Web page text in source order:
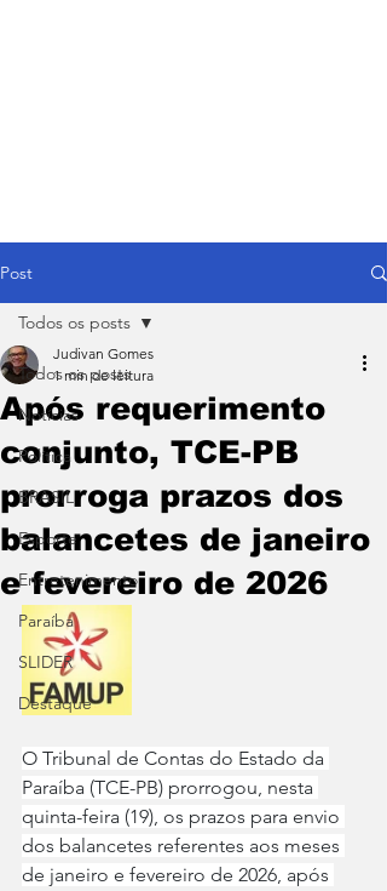
Post
Todos os posts
Notícias
Política
BRASIL
Esporte
Entretenimento
Paraíba
SLIDER
Destaque
Todos os posts
Após requerimento
conjunto, TCE-PB
prorroga prazos dos
balancetes de janeiro
e fevereiro de 2026
Judivan Gomes
1 min de leitura
O Tribunal de Contas do Estado da
Paraíba (TCE-PB) prorrogou, nesta
quinta-feira (19), os prazos para envio
dos balancetes referentes aos meses
de janeiro e fevereiro de 2026, após